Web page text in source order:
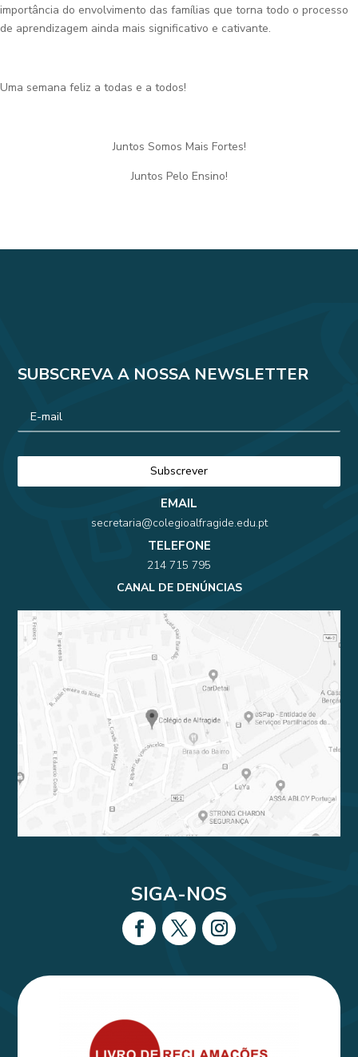
importância do envolvimento das famílias que torna todo o processo
de aprendizagem ainda mais significativo e cativante.
Uma semana feliz a todas e a todos!
Juntos Somos Mais Fortes!
Juntos Pelo Ensino!
SUBSCREVA A NOSSA NEWSLETTER
EMAIL
secretaria@colegioalfragide.edu.pt
TELEFONE
214 715 795
CANAL DE DENÚNCIAS
SIGA-NOS